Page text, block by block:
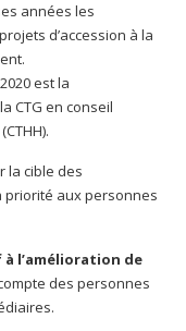
années les
d’accession à la
est la
CTG en conseil
la cible des
priorité aux personnes
l’amélioration de
des personnes